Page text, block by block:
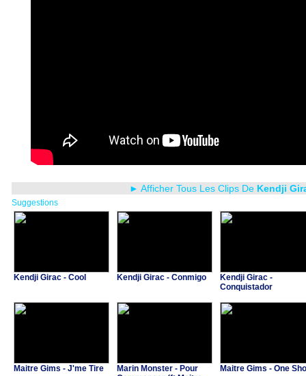
► Afficher Tous Les Clips De Kendji
Suggestions
Kendji Girac - Cool Kendji Girac - Conmigo
Kendji Girac -
Conquistador
Maitre Gims - J'me Tire
Marin Monster - Pour
Maitre Gims - One